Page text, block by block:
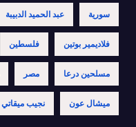
سورية عبد الحميد الدبيبة
فلاديمير بوتين فلسطين
مسلحين درعا مصر
ميشال عون نجيب ميقاتي